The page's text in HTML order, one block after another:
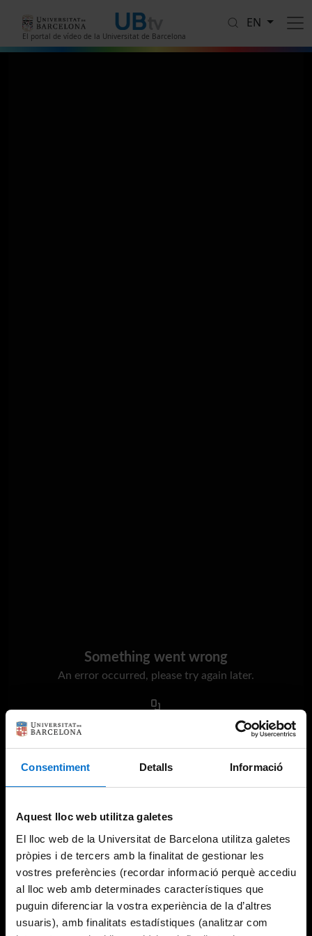
Consentiment Detalls Informació
Aquest lloc web utilitza galetes
El lloc web de la Universitat de Barcelona utilitza galetes
pròpies i de tercers amb la finalitat de gestionar les
vostres preferències (recordar informació perquè accediu
al lloc web amb determinades característiques que
puguin diferenciar la vostra experiència de la d’altres
usuaris), amb finalitats estadístiques (analitzar com
El portal de vídeo de la Universitat de Barcelona
EN
Something went wrong
An error occurred, please try again later.